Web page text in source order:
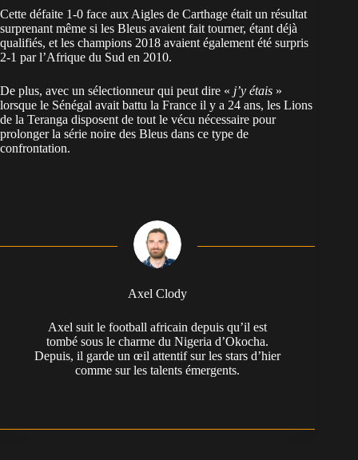
Cette défaite 1-0 face aux Aigles de Carthage était un résultat
surprenant même si les Bleus avaient fait tourner, étant déjà
qualifiés, et les champions 2018 avaient également été surpris
2-1 par l’Afrique du Sud en 2010.
De plus, avec un sélectionneur qui peut dire « j’y étais »
lorsque le Sénégal avait battu la France il y a 24 ans, les Lions
de la Teranga disposent de tout le vécu nécessaire pour
prolonger la série noire des Bleus dans ce type de
confrontation.
Axel Clody
Axel suit le football africain depuis qu’il est
tombé sous le charme du Nigeria d’Okocha.
Depuis, il garde un œil attentif sur les stars d’hier
comme sur les talents émergents.